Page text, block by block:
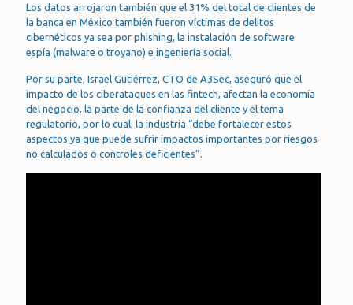
Los datos arrojaron también que el 31% del total de clientes de
la banca en México también fueron víctimas de delitos
cibernéticos ya sea por phishing, la instalación de software
espía (malware o troyano) e ingeniería social.
Por su parte, Israel Gutiérrez, CTO de A3Sec, aseguró que el
impacto de los ciberataques en las fintech, afectan la economía
del negocio, la parte de la confianza del cliente y el tema
regulatorio, por lo cual, la industria “debe fortalecer estos
aspectos ya que puede sufrir impactos importantes por riesgos
no calculados o controles deficientes”.